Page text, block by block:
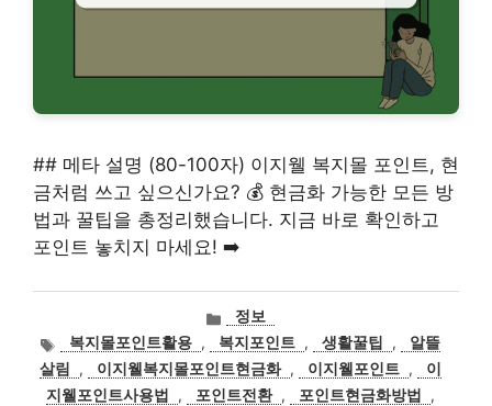
## 메타 설명 (80-100자) 이지웰 복지몰 포인트, 현
금처럼 쓰고 싶으신가요? 💰 현금화 가능한 모든 방
법과 꿀팁을 총정리했습니다. 지금 바로 확인하고
포인트 놓치지 마세요! ➡️
카
테
고
리
정보
태
그
복지몰포인트활용 , 복지포인트 , 생활꿀팁 ,
알뜰
살림
, 이지웰복지몰포인트현금화 , 이지웰포인트 ,
이
지웰포인트사용법
, 포인트전환 , 포인트현금화방법
,